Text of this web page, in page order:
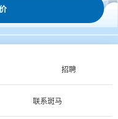
招聘
联系斑马